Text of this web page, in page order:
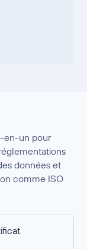
en-un pour
données et
comme ISO